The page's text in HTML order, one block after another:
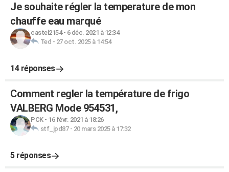
Je souhaite régler la temperature de mon
chauffe eau marqué
castel2154- 6 déc. 2021 à 12:34
Ted - 27 oct. 2025 à 14:54
14 réponses
Comment regler la température de frigo
VALBERG Mode 954531,
PCK- 16 févr. 2021 à 18:26
stf_jpd87- 20 mars 2025 à 17:32
5 réponses